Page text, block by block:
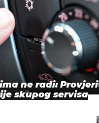
ne radi:
skupog servisa